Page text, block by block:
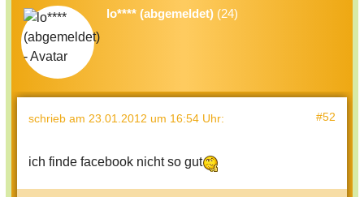
lo**** (abgemeldet) (24)
schrieb am 23.01.2012 um 16:54 Uhr: #52
ich finde facebook nicht so gut